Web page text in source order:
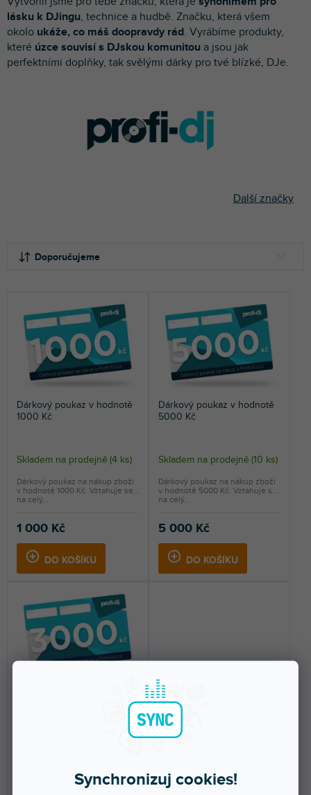
Synchronizuj cookies!
lásku k DJingu, technice a hudbě. Značku, která všem
okolo ukáže, co máš doopravdy rád. Vyrábíme produkty,
které úzce souvisí s DJskou komunitou a jsou jak
perfektními doplňky, tak svělými dárky pro tvé blízké, DJe.
Další značky
Doporučujeme
NEJPRODÁVANĚJŠÍ
ABECEDNĚ
p
r
o
d
u
Dárkový poukaz v hodnotě
1000 Kč
Skladem na prodejně (4 ks)
1 000 Kč
DO KOŠÍKU
Dárkový poukaz na nákup zboží
v hodnotě 1000 Kč. Vztahuje se
na celý...
Dárkový poukaz v hodnotě
5000 Kč
Skladem na prodejně (10 ks)
5 000 Kč
DO KOŠÍKU
Dárkový poukaz na nákup zboží
v hodnotě 5000 Kč. Vztahuje se
na celý...
Dárkový poukaz v hodnotě
Dárkový poukaz na nákup zboží
v hodnotě 3000 Kč. Vztahuje se
Polštář XDJ (70 × 39 cm)
Ručně vyráběný polštář s
motivem XDJ-AZ.